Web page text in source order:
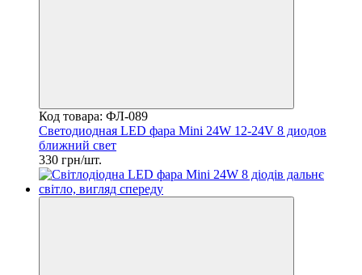
Код товара: ФЛ-089
Светодиодная LED фара Mini 24W 12-24V 8 диодов
ближний свет
330 грн/шт.